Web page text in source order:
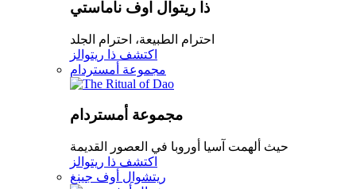
ذا ريتوال اوف ناماستي
احترام الطبيعة، احترام الجلد
اكتشف ذا ريتوالز
مجموعة أمستردام
مجموعة أمستردام
حيث ألهمت آسيا أوروبا في العصور القديمة
اكتشف ذا ريتوالز
ريتشوال أوف جينغ